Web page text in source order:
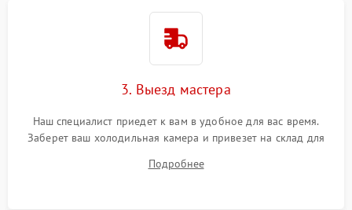
3. Выезд мастера
Наш специалист приедет к вам в удобное для вас время.
Заберет ваш холодильная камера и привезет на склад для
Подробнее